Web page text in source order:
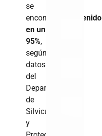
se
encontraba
contenido
en un
95%,
según
datos
del
Departamento
de
Silvicultura
y